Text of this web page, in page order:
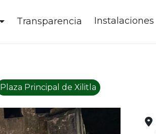
Transparencia Instalaciones
Plaza Principal de Xilitla